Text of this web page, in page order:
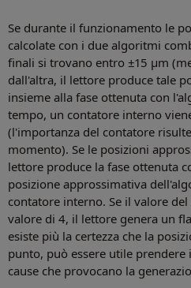
Se durante il funzionamento le
calcolate con i due algoritmi
finali si trovano entro ±15 µm
dall'altra, il lettore produce tale
insieme alla fase ottenuta con
tempo, un contatore interno
(l'importanza del contatore
momento). Se le posizioni
lettore produce la fase ottenuta
posizione approssimativa
contatore interno. Se il valore
valore di 4, il lettore genera un
esiste più la certezza che la
punto, può essere utile prendere
cause che provocano la